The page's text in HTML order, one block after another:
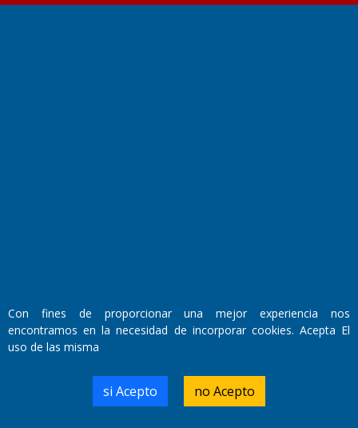
Propietario: El Diario SRL
Director Periodístico:
Walter René Goñi
Domicilio Legal: José Ingenieros 855,
Santa Rosa, La Pampa.
Con fines de proporcionar una mejor experiencia nos
encontramos en la necesidad de incorporar cookies. Acepta El
uso de las misma
si Acepto no Acepto